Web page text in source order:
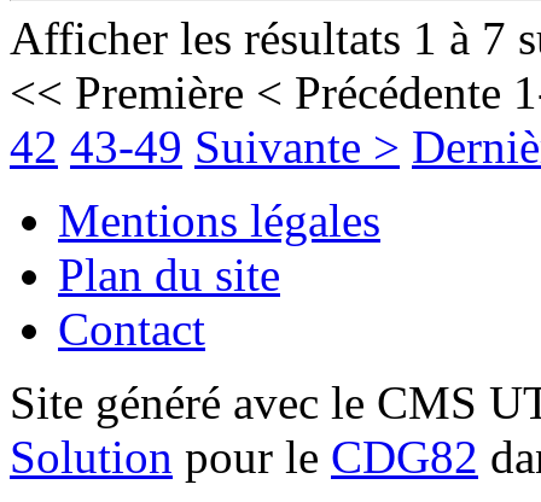
Afficher les résultats 1 à 7
<< Première < Précédente
42 43-49 Suivante >
Mentions légales
Plan du site
Contact
Site généré avec le CMS
Solution pour le CDG82